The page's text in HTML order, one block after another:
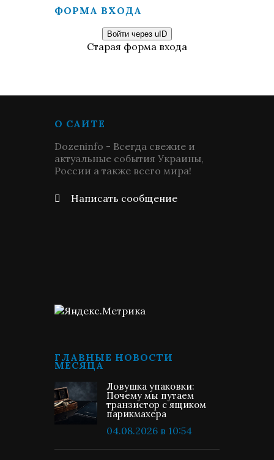
ФОРМА ВХОДА
Войти через uID
Старая форма входа
О САЙТЕ
Dozeninfo - Всегда свежие и
актуальные события Украины,
России а также всего мира!
Написать сообщение
ГЛАВНЫЕ НОВОСТИ
МЕСЯЦА
Ловушка упаковки:
Почему мы путаем
транзистор с ящиком
парикмахера
04.08.2026 в 10:54